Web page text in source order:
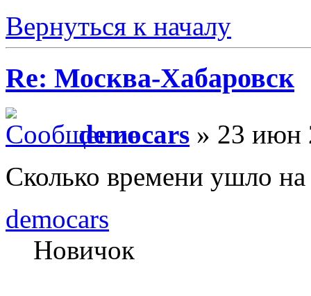
Вернуться к началу
Re: Москва-Хабаровск
democars » 23 июн
Сколько времени ушло на
democars
Новичок